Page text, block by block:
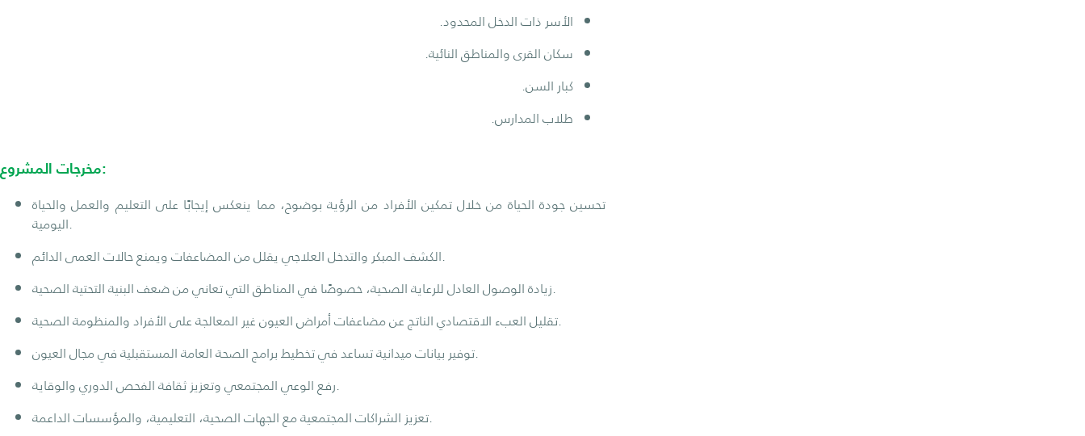
الأسر ذات الدخل المحدود.
سكان القرى والمناطق النائية.
كبار السن.
طلاب المدارس.
مخرجات المشروع:
تحسين جودة الحياة من خلال تمكين الأفراد من الرؤية بوضوح، مما ينعكس إيجابًا على التعليم والعمل والحياة
اليومية.
الكشف المبكر والتدخل العلاجي يقلل من المضاعفات ويمنع حالات العمى الدائم.
زيادة الوصول العادل للرعاية الصحية، خصوصًا في المناطق التي تعاني من ضعف البنية التحتية الصحية.
تقليل العبء الاقتصادي الناتج عن مضاعفات أمراض العيون غير المعالجة على الأفراد والمنظومة الصحية.
توفير بيانات ميدانية تساعد في تخطيط برامج الصحة العامة المستقبلية في مجال العيون.
رفع الوعي المجتمعي وتعزيز ثقافة الفحص الدوري والوقاية.
تعزيز الشراكات المجتمعية مع الجهات الصحية، التعليمية، والمؤسسات الداعمة.